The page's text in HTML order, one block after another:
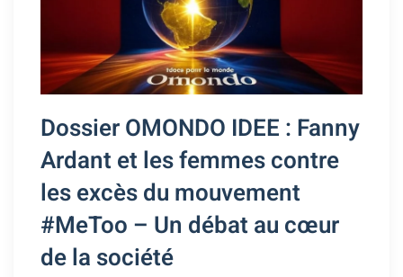
Dossier OMONDO IDEE : Fanny
Ardant et les femmes contre
les excès du mouvement
#MeToo – Un débat au cœur
de la société